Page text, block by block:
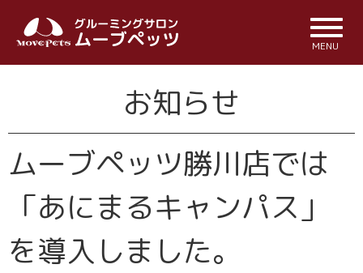
MENU
お知らせ
ムーブペッツ勝川店では
「あにまるキャンパス」
を導入しました。